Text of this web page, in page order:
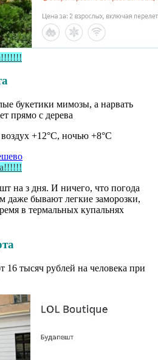
букетики мимозы, а нарвать
прямо с дерева
+12°С, ночью +8°С
на з дня. И ничего, что погода
даже бывают легкие заморозки,
в термальных купальнях
16 тысяч рублей на человека при